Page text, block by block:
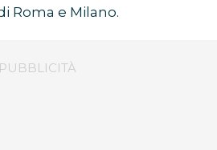
Roma e Milano.